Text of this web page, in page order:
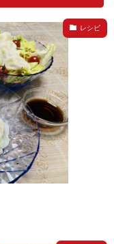
レシピ